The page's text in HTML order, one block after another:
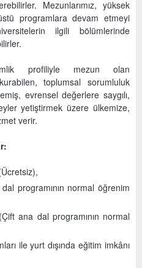
Mezunlarımız, yüksek
programlara devam etmeyi
ilgili bölümlerinde
profiliyle mezun olan
toplumsal sorumluluk
evrensel değerlere saygılı,
yetiştirmek üzere ülkemize,
verir.
programının normal öğrenim
ana dal programının normal
ile yurt dışında eğitim imkânı